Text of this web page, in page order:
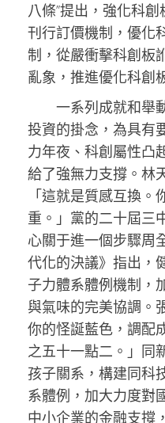
八條”提出，強化科創
刊行訂價機制，優化
制，從嚴衝擊科創板
亂象，推進優化科創
一系列成就和舉
投資的掛念，為具有
力年夜、科創屬性凸
給了強無力支撐。林
「這就是質感互換
重。」黨的二十屆三
心關于進一個步驟周
代化的決議》指出，
子力體系體例機制，
與氣味的完美協調。
你的怪誕藍色，調配
之五十一點二。」同
孩子關系，構建同科
系體例，加大力度對
中小企業的金融支撐